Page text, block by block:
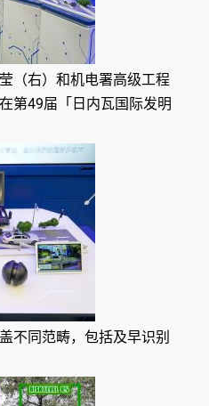
（右）和机电署高级工程
第49届「日内瓦国际发明
不同范畴，包括及早识别